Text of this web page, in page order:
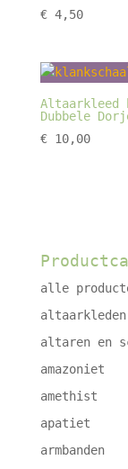
€4,50
Altaarkleed
Dubbele
€10,00
alle
altaarkleden
altaren en
amazoniet
amethist
apatiet
armbanden